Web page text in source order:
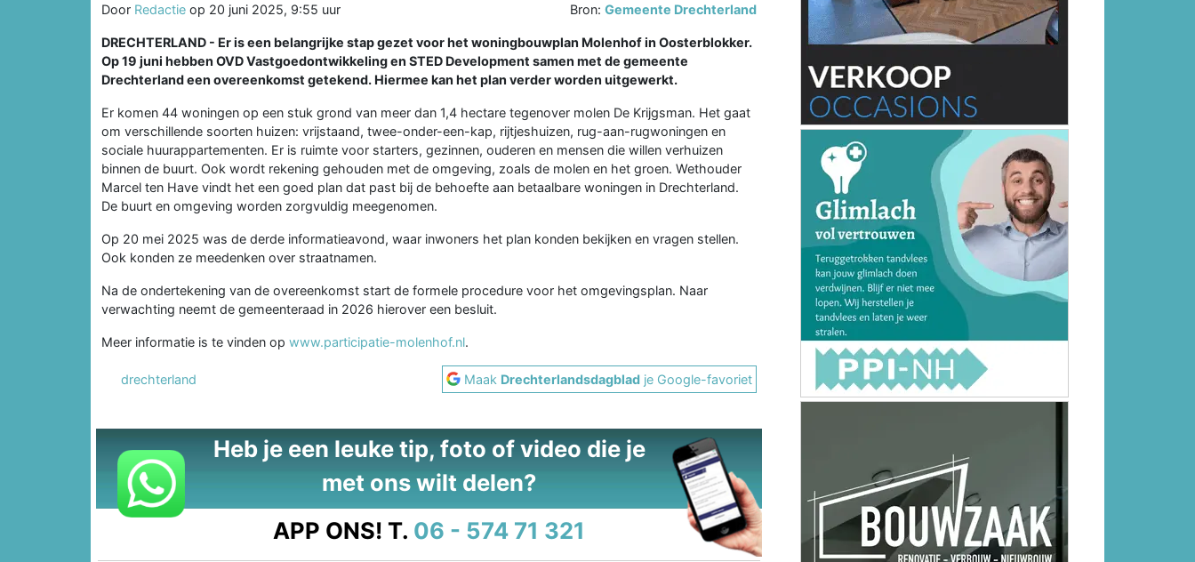
Door Redactie op 20 juni 2025, 9:55 uur Bron:Gemeente Drechterland
DRECHTERLAND - Er is een belangrijke stap gezet voor het woningbouwplan Molenhof in Oosterblokker.
Op 19 juni hebben OVD Vastgoedontwikkeling en STED Development samen met de gemeente
Drechterland een overeenkomst getekend. Hiermee kan het plan verder worden uitgewerkt.
Er komen 44 woningen op een stuk grond van meer dan 1,4 hectare tegenover molen De Krijgsman. Het gaat
om verschillende soorten huizen: vrijstaand, twee-onder-een-kap, rijtjeshuizen, rug-aan-rugwoningen en
sociale huurappartementen. Er is ruimte voor starters, gezinnen, ouderen en mensen die willen verhuizen
binnen de buurt. Ook wordt rekening gehouden met de omgeving, zoals de molen en het groen. Wethouder
Marcel ten Have vindt het een goed plan dat past bij de behoefte aan betaalbare woningen in Drechterland.
De buurt en omgeving worden zorgvuldig meegenomen.
Op 20 mei 2025 was de derde informatieavond, waar inwoners het plan konden bekijken en vragen stellen.
Ook konden ze meedenken over straatnamen.
Na de ondertekening van de overeenkomst start de formele procedure voor het omgevingsplan. Naar
verwachting neemt de gemeenteraad in 2026 hierover een besluit.
Meer informatie is te vinden op www.participatie-molenhof.nl.
drechterland Maak Drechterlandsdagblad je Google-favoriet
Heb je een leuke tip, foto of video die je
met ons wilt delen?
APP ONS! T. 06 - 574 71 321